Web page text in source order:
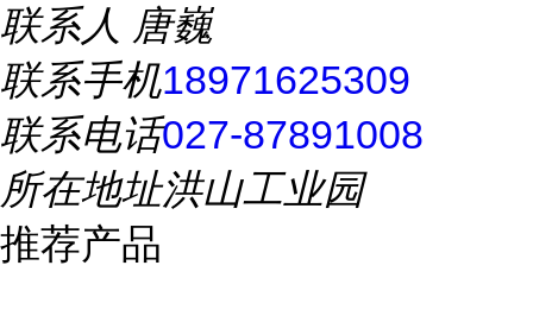
联系人 唐巍
联系手机18971625309
联系电话027-87891008
所在地址洪山工业园
推荐产品